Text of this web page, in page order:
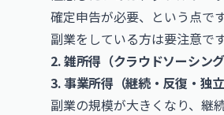
確定申告が必要、という点で
副業をしている方は要注意です
2. 雑所得（クラウドソーシン
3. 事業所得（継続・反復・独
副業の規模が大きくなり、継